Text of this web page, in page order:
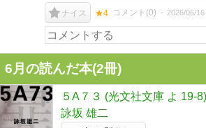
ナイス ★4 コメント(0) 2026/06/16
6月の読んだ本(2冊)
５A７３ (光文社文庫 よ 19-8)
詠坂 雄二